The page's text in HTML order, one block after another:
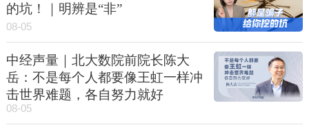
的坑！｜明辨是“非”
08-05
中经声量｜北大数院前院长陈大
岳：不是每个人都要像王虹一样冲
击世界难题，各自努力就好
08-05